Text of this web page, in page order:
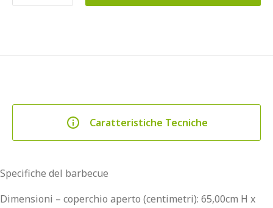
Caratteristiche Tecniche
Specifiche del barbecue
Dimensioni – coperchio aperto (centimetri): 65,00cm H x